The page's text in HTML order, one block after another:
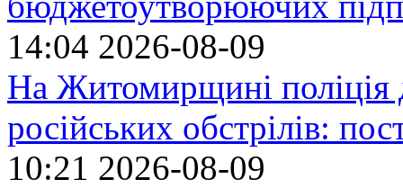
14:04 2026-08-09
На Житомирщині поліція
російських обстрілів:
10:21 2026-08-09